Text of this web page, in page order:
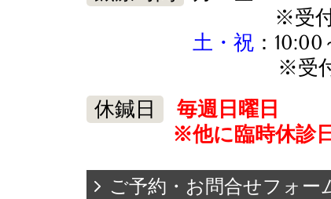
※受付19
土・祝：10:00
※受
休鍼日
毎週日曜日
※他に臨時休診
ご予約・お問合せフォー